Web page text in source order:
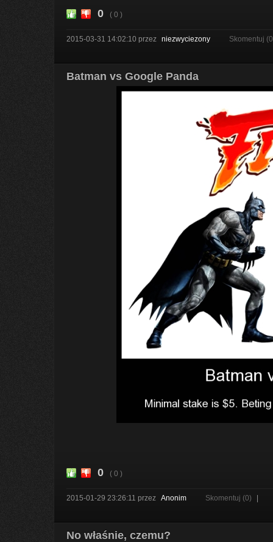
0 ( 0 )
2015-03-31 14:02:10 przez niezwyciezony Skomentuj
Batman vs Google Panda
0 ( 0 )
2015-01-29 23:26:11 przez Anonim Skomentuj (0)
No właśnie, czemu?